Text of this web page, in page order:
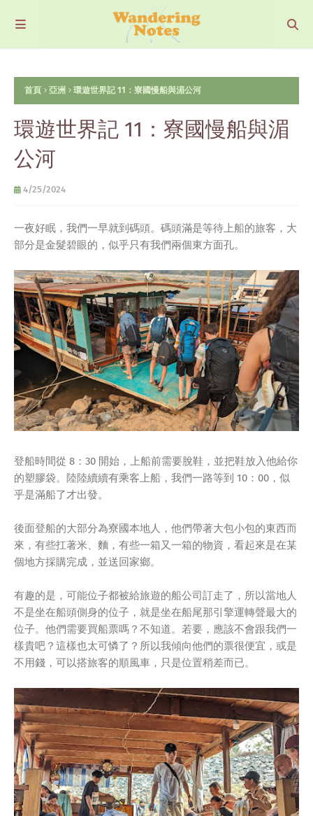
首頁 亞洲 環遊世界記 11：寮國慢船與湄公河
環遊世界記 11：寮國慢船與湄
公河
4/25/2024
一夜好眠，我們一早就到碼頭。碼頭滿是等待上船的旅客，大
部分是金髮碧眼的，似乎只有我們兩個東方面孔。
登船時間從 8：30 開始，上船前需要脫鞋，並把鞋放入他給你
的塑膠袋。陸陸續續有乘客上船，我們一路等到 10：00，似
乎是滿船了才出發。
後面登船的大部分為寮國本地人，他們帶著大包小包的東西而
來，有些扛著米、麵，有些一箱又一箱的物資，看起來是在某
個地方採購完成，並送回家鄉。
有趣的是，可能位子都被給旅遊的船公司訂走了，所以當地人
不是坐在船頭側身的位子，就是坐在船尾那引擎運轉聲最大的
位子。他們需要買船票嗎？不知道。若要，應該不會跟我們一
樣貴吧？這樣也太可憐了？所以我傾向他們的票很便宜，或是
不用錢，可以搭旅客的順風車，只是位置稍差而已。